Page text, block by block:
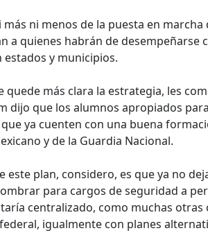
más ni menos de la puesta en
a quienes habrán de desempeñarse
estados y municipios.
quede más clara la estrategia, les
dijo que los alumnos apropiados
que ya cuenten con una buena
y de la Guardia Nacional.
este plan, considero, es que ya no
para cargos de seguridad a
centralizado, como muchas otras
igualmente con planes